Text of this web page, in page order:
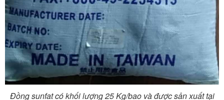
Đồng sunfat có khối lượng 25 Kg/bao và được sản xuất tại